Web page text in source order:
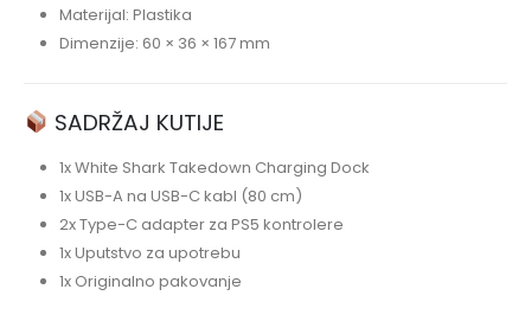
Materijal: Plastika
Dimenzije: 60 × 36 × 167 mm
SADRŽAJ KUTIJE
1x White Shark Takedown Charging Dock
1x USB-A na USB-C kabl (80 cm)
2x Type-C adapter za PS5 kontrolere
1x Uputstvo za upotrebu
1x Originalno pakovanje